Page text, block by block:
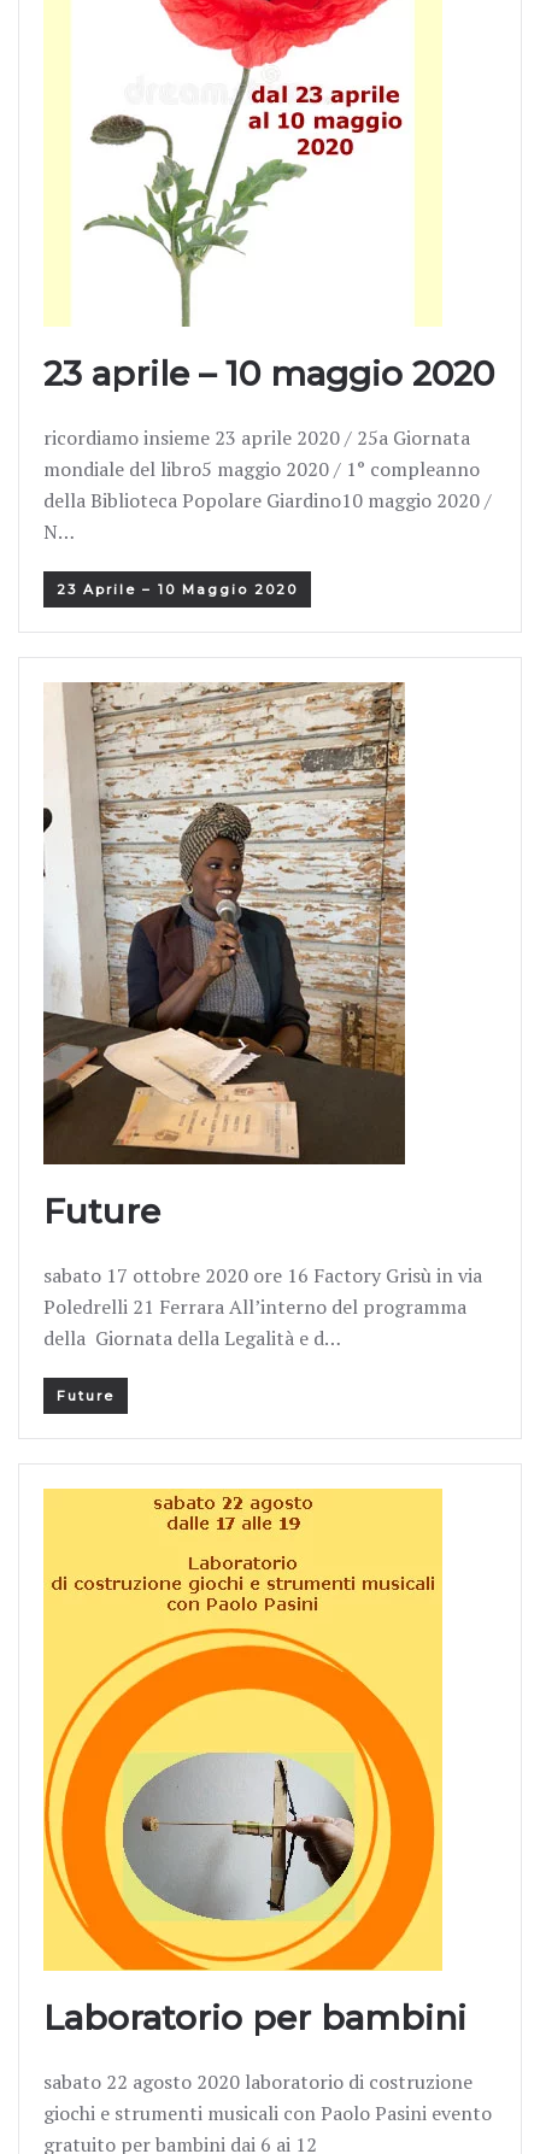
23 aprile – 10 maggio 2020
ricordiamo insieme 23 aprile 2020 / 25a Giornata
mondiale del libro5 maggio 2020 / 1° compleanno
della Biblioteca Popolare Giardino10 maggio 2020 /
N…
23 Aprile – 10 Maggio 2020
Future
sabato 17 ottobre 2020 ore 16 Factory Grisù in via
Poledrelli 21 Ferrara All’interno del programma
della Giornata della Legalità e d…
Future
Laboratorio per bambini
sabato 22 agosto 2020 laboratorio di costruzione
giochi e strumenti musicali con Paolo Pasini evento
gratuito per bambini dai 6 ai 12